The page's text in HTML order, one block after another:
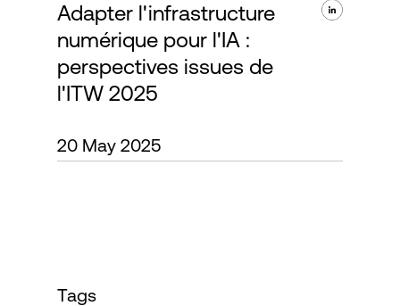
A propos de nous
Adapter l'infrastructure
numérique pour l'IA :
perspectives issues de
l'ITW 2025
20 May 2025
Tags